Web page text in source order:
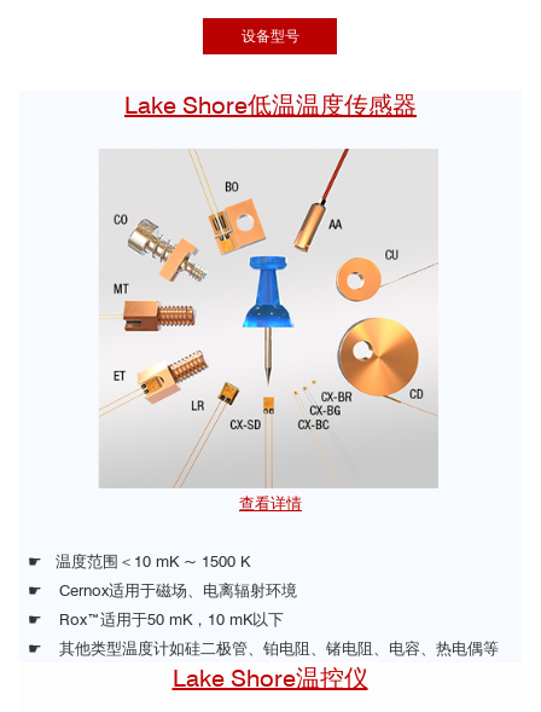
设备型号
Lake Shore低温温度传感器
查看详情
☛ 温度范围＜10 mK ~ 1500 K
☛ Cernox适用于磁场、电离辐射环境
☛ Rox™适用于50 mK，10 mK以下
☛ 其他类型温度计如硅二极管、铂电阻、锗电阻、电容、热电偶等
Lake Shore温控仪